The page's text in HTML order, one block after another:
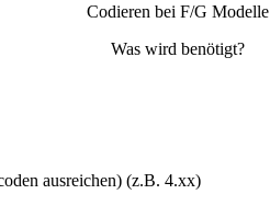
Codieren bei F/G Modelle
Was wird benötigt?
ausreichen) (z.B. 4.xx)